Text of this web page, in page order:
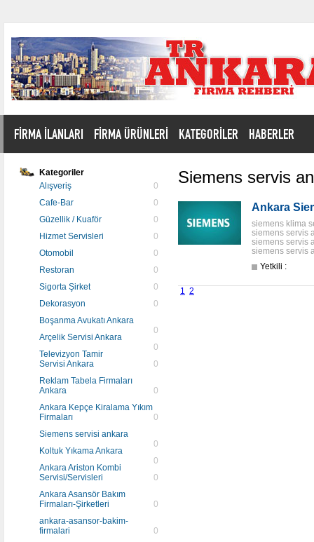
FİRMA İLANLARI FİRMA ÜRÜNLERİ KATEGORİLER HABERLER
Kategoriler
Alışveriş
0
Cafe-Bar
0
Güzellik / Kuaför
0
Hizmet Servisleri
0
Otomobil
0
Restoran
0
Sigorta Şirket
0
Dekorasyon
0
Boşanma Avukatı Ankara
0
Arçelik Servisi Ankara
0
Televizyon Tamir
Servisi Ankara
0
Reklam Tabela Firmaları
Ankara
0
Ankara Kepçe Kiralama Yıkım
Firmaları
0
Siemens servisi ankara
0
Koltuk Yıkama Ankara
0
Ankara Ariston Kombi
Servisi/Servisleri
0
Ankara Asansör Bakım
Firmaları-Şirketleri
0
ankara-asansor-bakim-
firmalari
0
Siemens servis
Ankara
siemens klima
siemens servis
siemens servis
siemens servis
Yetkili :
1 2